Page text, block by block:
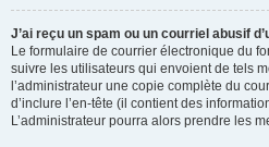
J’ai reçu un spam ou un courriel abusif
Le formulaire de courrier électronique du
suivre les utilisateurs qui envoient de tels
l’administrateur une copie complète du
d’inclure l’en-tête (il contient des
L’administrateur pourra alors prendre les